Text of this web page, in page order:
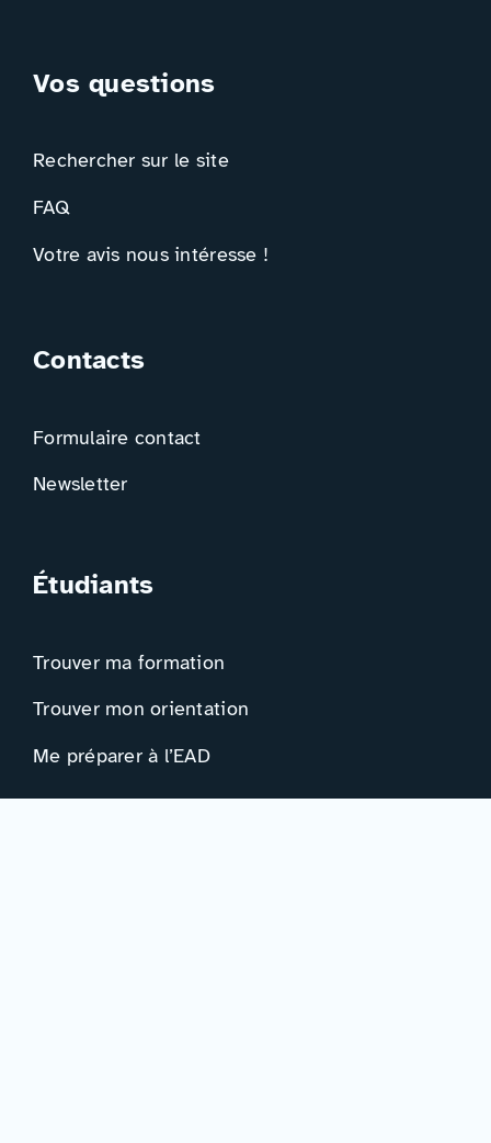
Vos questions
Rechercher sur le site
FAQ
Votre avis nous intéresse !
Contacts
Formulaire contact
Newsletter
Étudiants
Trouver ma formation
Trouver mon orientation
Me préparer à l’EAD